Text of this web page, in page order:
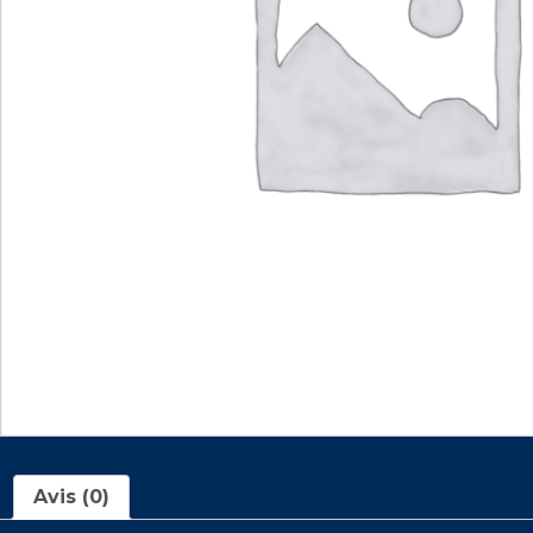
Avis (0)